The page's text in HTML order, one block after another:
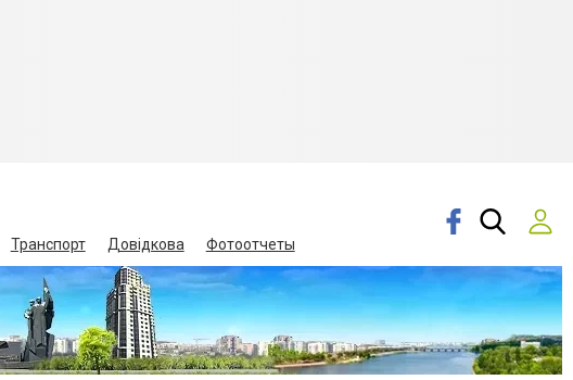
Транспорт Довідкова Фотоотчеты